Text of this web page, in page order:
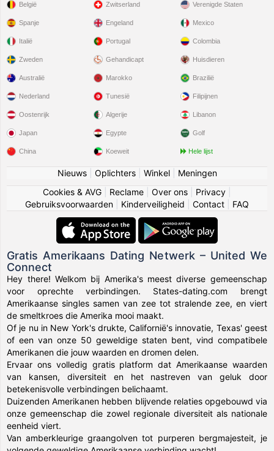
België
Spanje
Italië
Zweden
Zwitserland
Engeland
Portugal
Gehandicapt
Verenigde Staten
Mexico
Colombia
Huisdieren
Australië
Nederland
Oostenrijk
Japan
China
Marokko
Tunesië
Algerije
Egypte
Koeweit
Brazilië
Filipijnen
Libanon
Golf
Hele lijst
Nieuws| Oplichters| Winkel| Meningen
Cookies & AVG
Reclame Over ons Privacy
Gebruiksvoorwaarden
Kinderveiligheid Contact FAQ
Gratis Amerikaans Dating Netwerk – United We
Connect
Hey there! Welkom bij Amerika's meest diverse gemeenschap
voor oprechte verbindingen. States-dating.com brengt
Amerikaanse singles samen van zee tot stralende zee, en viert
de smeltkroes die Amerika mooi maakt.
Of je nu in New York's drukte, Californië's innovatie, Texas' geest
of een van onze 50 geweldige staten bent, vind compatibele
Amerikanen die jouw waarden en dromen delen.
Ervaar ons volledig gratis platform dat Amerikaanse waarden
van kansen, diversiteit en het nastreven van geluk door
betekenisvolle verbindingen belichaamt.
Duizenden Amerikanen hebben blijvende relaties opgebouwd via
onze gemeenschap die zowel regionale diversiteit als nationale
eenheid viert.
Van amberkleurige graangolven tot purperen bergmajesteit, je